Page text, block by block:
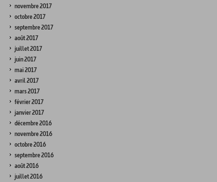
novembre 2017
octobre 2017
septembre 2017
août 2017
juillet 2017
juin 2017
mai 2017
avril 2017
mars 2017
février 2017
janvier 2017
décembre 2016
novembre 2016
octobre 2016
septembre 2016
août 2016
juillet 2016